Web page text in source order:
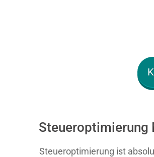
Steueroptimierung
Steueroptimierung ist